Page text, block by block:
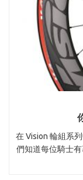
在 Vision 輪組系
們知道每位騎士